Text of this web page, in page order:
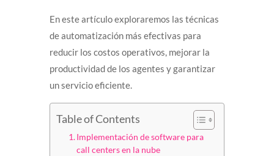
En este artículo exploraremos las técnicas
de automatización más efectivas para
reducir los costos operativos, mejorar la
productividad de los agentes y garantizar
un servicio eficiente.
Table of Contents
Implementación de software para
call centers en la nube